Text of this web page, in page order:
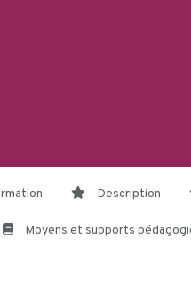
Description
Moyens et supports